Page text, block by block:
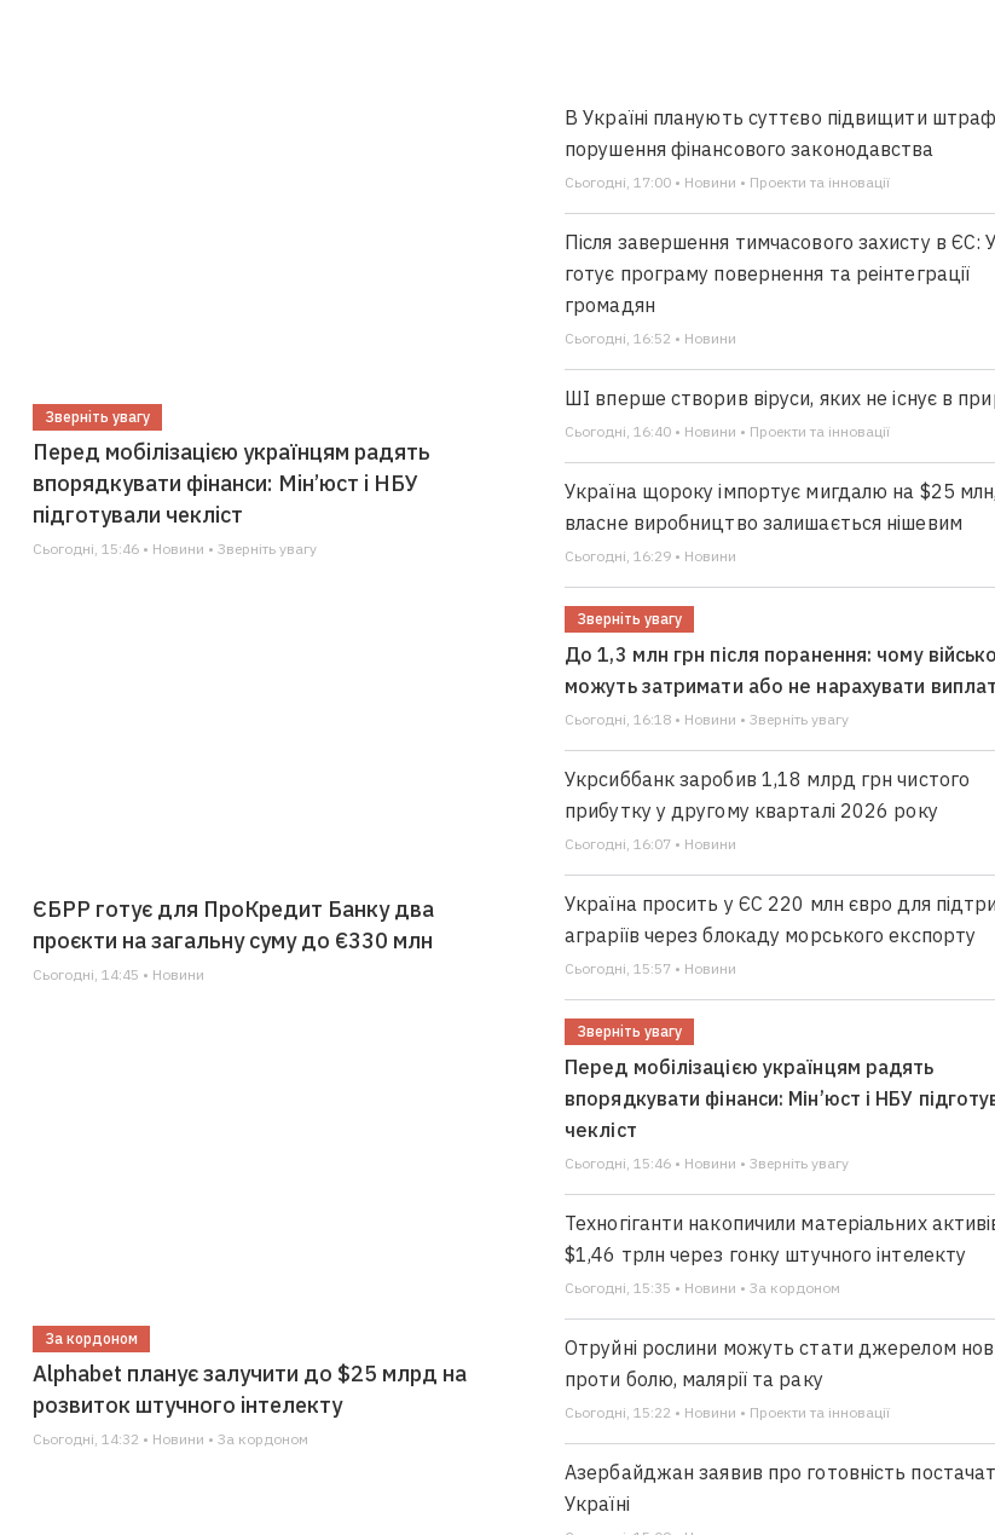
Зверніть увагу
Перед мобілізацією українцям радять
впорядкувати фінанси: Мін’юст і НБУ
підготували чекліст
Сьогодні, 15:46 • Новини • Зверніть увагу
ЄБРР готує для ПроКредит Банку два
проєкти на загальну суму до €330 млн
Сьогодні, 14:45 • Новини
За кордоном
Alphabet планує залучити до $25 млрд на
розвиток штучного інтелекту
Сьогодні, 14:32 • Новини • За кордоном
В Україні планують суттєво підвищити
порушення фінансового законодавства
Сьогодні, 17:00 • Новини • Проекти та інновації
Після завершення тимчасового захисту в ЄС:
готує програму повернення та реінтеграції
громадян
Сьогодні, 16:52 • Новини
ШІ вперше створив віруси, яких не існує в
Сьогодні, 16:40 • Новини • Проекти та інновації
Україна щороку імпортує мигдалю на $25
власне виробництво залишається нішевим
Сьогодні, 16:29 • Новини
Зверніть увагу
До 1,3 млн грн після поранення: чому
можуть затримати або не нарахувати
Сьогодні, 16:18 • Новини • Зверніть увагу
Укрсиббанк заробив 1,18 млрд грн чистого
прибутку у другому кварталі 2026 року
Сьогодні, 16:07 • Новини
Україна просить у ЄС 220 млн євро для
аграріїв через блокаду морського експорту
Сьогодні, 15:57 • Новини
Зверніть увагу
Перед мобілізацією українцям радять
впорядкувати фінанси: Мін’юст і НБУ
чекліст
Сьогодні, 15:46 • Новини • Зверніть увагу
Техногіганти накопичили матеріальних
$1,46 трлн через гонку штучного інтелекту
Сьогодні, 15:35 • Новини • За кордоном
Отруйні рослини можуть стати джерелом
проти болю, малярії та раку
Сьогодні, 15:22 • Новини • Проекти та інновації
Азербайджан заявив про готовність
Україні